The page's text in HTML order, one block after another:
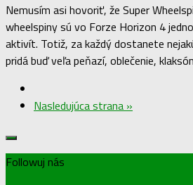
Nemusím asi hovoriť, že Super
wheelspiny sú vo Forze Horizon 4
aktivít. Totiž, za každý dostanete
pridá buď veľa peňazí, oblečenie,
Nasledujúca strana »
Followuj nás